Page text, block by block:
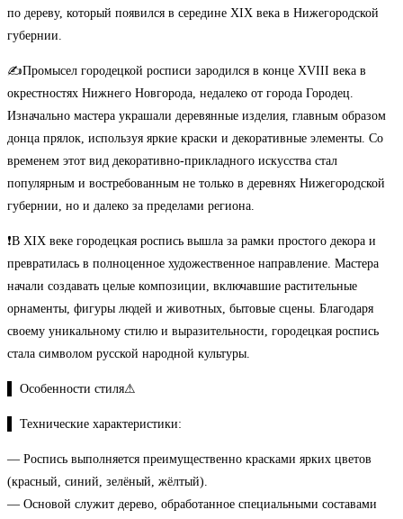
по дереву, который появился в середине XIX века в Нижегородской
губернии.
✍Промысел городецкой росписи зародился в конце XVIII века в
окрестностях Нижнего Новгорода, недалеко от города Городец.
Изначально мастера украшали деревянные изделия, главным образом
донца прялок, используя яркие краски и декоративные элементы. Со
временем этот вид декоративно-прикладного искусства стал
популярным и востребованным не только в деревнях Нижегородской
губернии, но и далеко за пределами региона.
❗В XIX веке городецкая роспись вышла за рамки простого декора и
превратилась в полноценное художественное направление. Мастера
начали создавать целые композиции, включавшие растительные
орнаменты, фигуры людей и животных, бытовые сцены. Благодаря
своему уникальному стилю и выразительности, городецкая роспись
стала символом русской народной культуры.
▌ Особенности стиля⚠
▌ Технические характеристики:
— Роспись выполняется преимущественно красками ярких цветов
(красный, синий, зелёный, жёлтый).
— Основой служит дерево, обработанное специальными составами